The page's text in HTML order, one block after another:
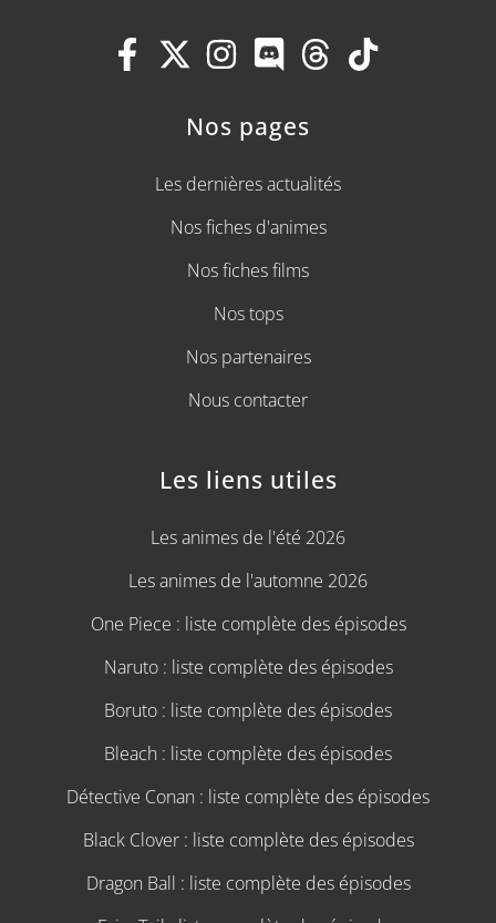
Nos pages
Les dernières actualités
Nos fiches d'animes
Nos fiches films
Nos tops
Nos partenaires
Nous contacter
Les liens utiles
Les animes de l'été 2026
Les animes de l'automne 2026
One Piece : liste complète des épisodes
Naruto : liste complète des épisodes
Boruto : liste complète des épisodes
Bleach : liste complète des épisodes
Détective Conan : liste complète des épisodes
Black Clover : liste complète des épisodes
Dragon Ball : liste complète des épisodes